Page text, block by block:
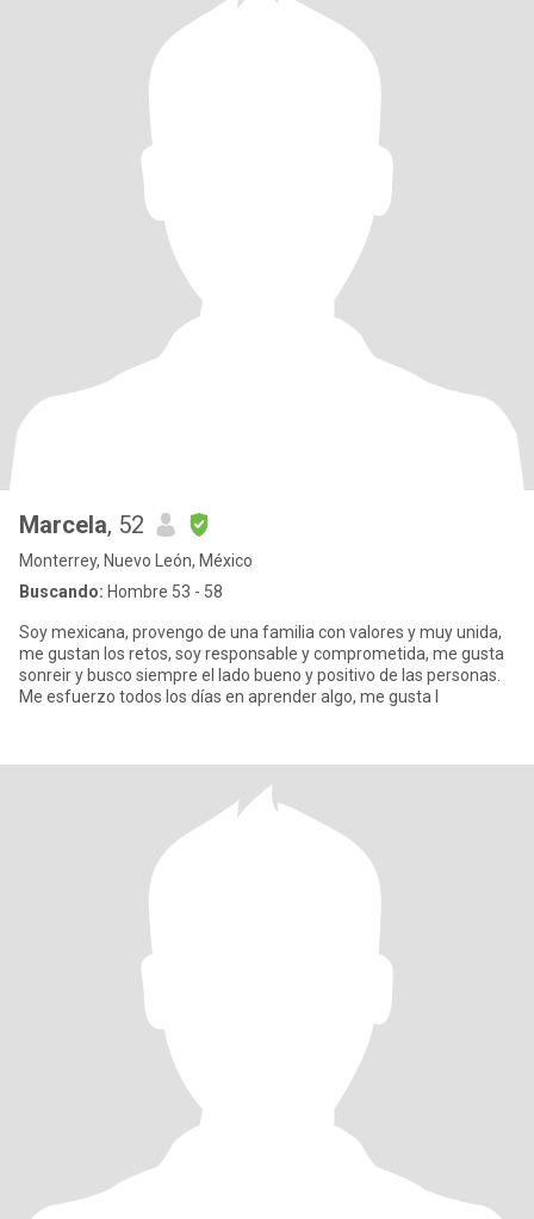
Marcela, 52
Monterrey, Nuevo León, México
Buscando: Hombre 53 - 58
Soy mexicana, provengo de una familia con valores y muy unida,
me gustan los retos, soy responsable y comprometida, me gusta
sonreir y busco siempre el lado bueno y positivo de las personas.
Me esfuerzo todos los días en aprender algo, me gusta l